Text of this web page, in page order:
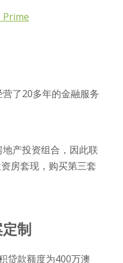
了20多年的金融服务
产投资组合，因此联
房套现，购买第三套
制
贷款额度为400万澳